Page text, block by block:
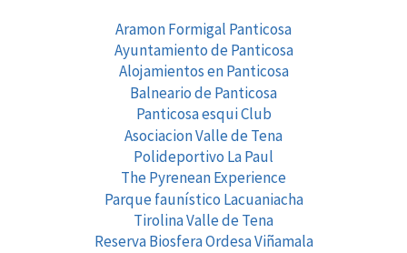
Aramon Formigal Panticosa
Ayuntamiento de Panticosa
Alojamientos en Panticosa
Balneario de Panticosa
Panticosa esqui Club
Asociacion Valle de Tena
Polideportivo La Paul
The Pyrenean Experience
Parque faunístico Lacuaniacha
Tirolina Valle de Tena
Reserva Biosfera Ordesa Viñamala